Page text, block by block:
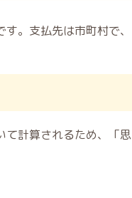
。支払先は市町村で、
て計算されるため、「思